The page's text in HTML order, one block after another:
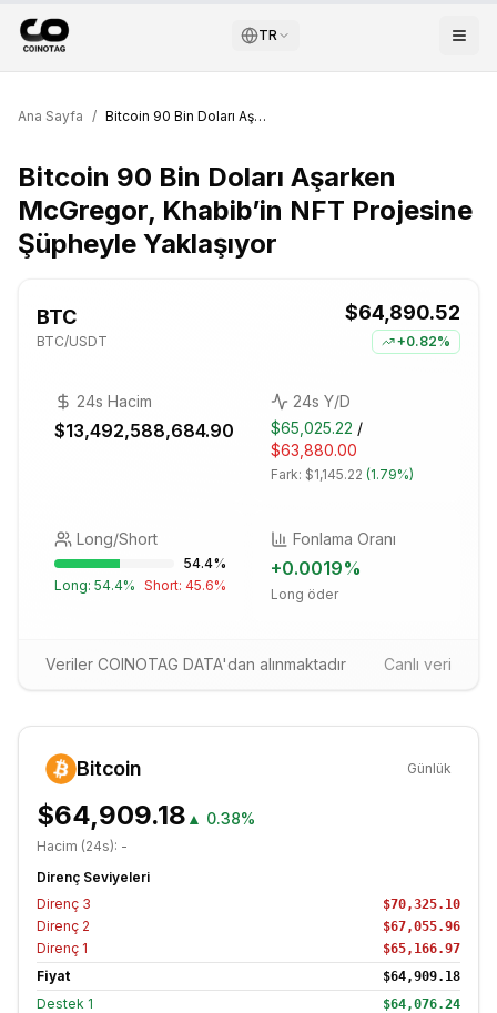
TR
Ana Sayfa / Bitcoin 90 Bin Doları Aşarken McGregor, Khabib’in NFT Projesine Şüpheyle Yaklaşıyor
Bitcoin 90 Bin Doları Aşarken
McGregor, Khabib’in NFT Projesine
Şüpheyle Yaklaşıyor
BTC
BTC/USDT
$64,890.52
+0.82%
24s Hacim
$13,492,588,684.90
24s Y/D
$65,025.22 /
$63,880.00
Fark: $1,145.22 (1.79%)
Long/Short
54.4%
Long: 54.4% Short: 45.6%
Fonlama Oranı
+0.0019%
Long öder
Veriler COINOTAG DATA'dan alınmaktadır Canlı veri
Bitcoin Günlük
$64,909.18 ▲ 0.38%
Hacim (24s): -
Direnç Seviyeleri
Direnç 3 $70,325.10
Direnç 2 $67,055.96
Direnç 1 $65,166.97
Fiyat $64,909.18
Destek 1 $64,076.24